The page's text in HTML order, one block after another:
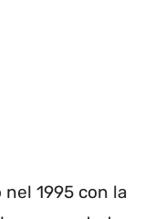
nel 1995 con la